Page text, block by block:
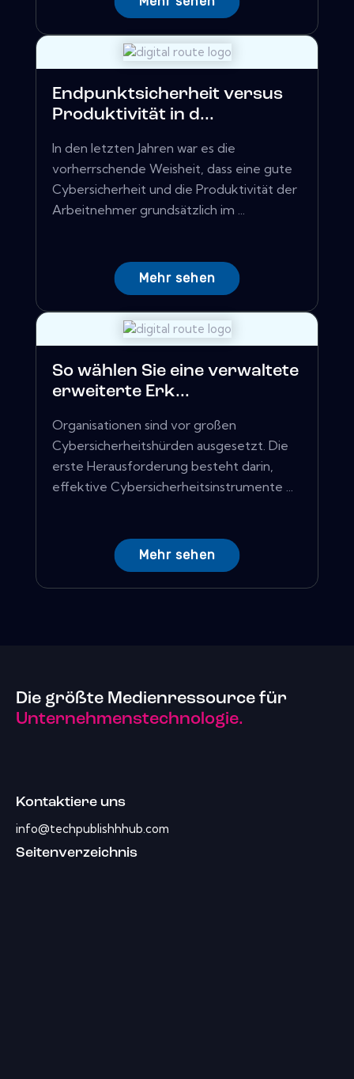
Endpunktsicherheit versus
Produktivität in d...
In den letzten Jahren war es die
vorherrschende Weisheit, dass eine gute
Cybersicherheit und die Produktivität der
Arbeitnehmer grundsätzlich im ...
Mehr sehen
So wählen Sie eine verwaltete
erweiterte Erk...
Organisationen sind vor großen
Cybersicherheitshürden ausgesetzt. Die
erste Herausforderung besteht darin,
effektive Cybersicherheitsinstrumente ...
Mehr sehen
Die größte Medienressource für
Unternehmenstechnologie.
Kontaktiere uns
info@techpublishhhub.com
Seitenverzeichnis